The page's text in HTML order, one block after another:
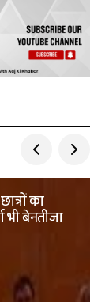
का
भी बेनतीजा